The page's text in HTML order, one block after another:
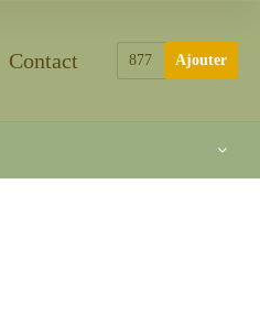
Contact 877 Ajouter